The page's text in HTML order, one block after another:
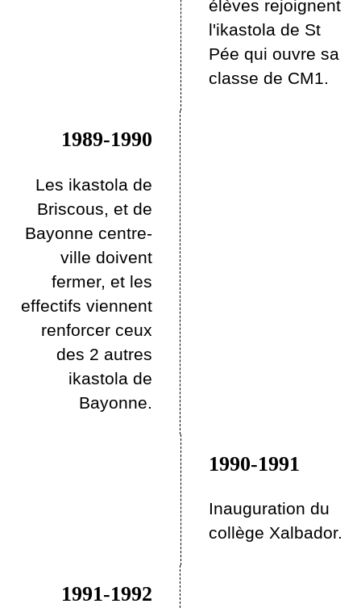
élèves rejoignent
l'ikastola de St
Pée qui ouvre sa
classe de CM1.
1989-1990
Les ikastola de
Briscous, et de
Bayonne centre-
ville doivent
fermer, et les
effectifs viennent
renforcer ceux
des 2 autres
ikastola de
Bayonne.
1990-1991
Inauguration du
collège Xalbador.
1991-1992